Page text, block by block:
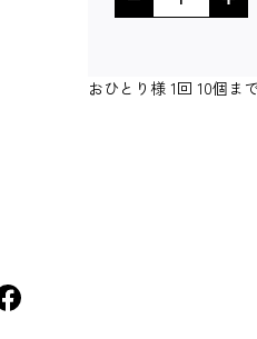
おひとり様 1回 10個ま